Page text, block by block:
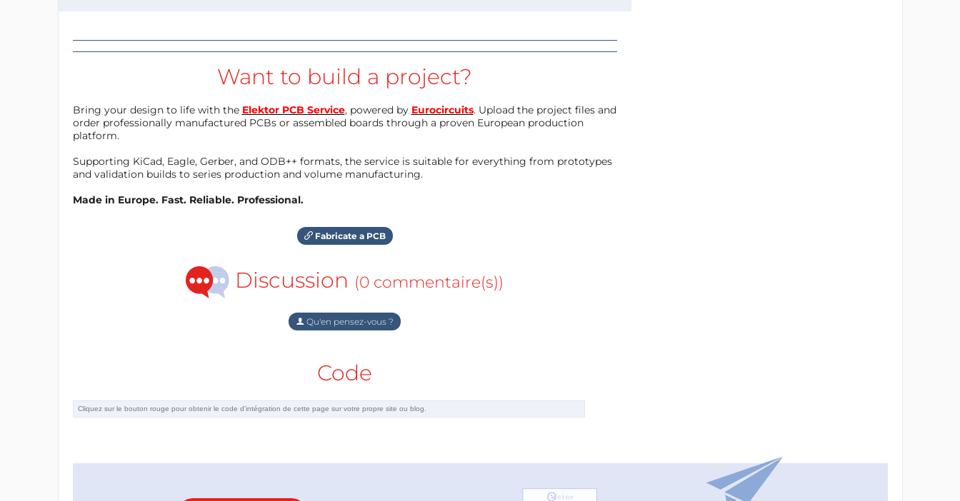
Want to build a project?
Bring your design to life with the Elektor PCB Service, powered by Eurocircuits. Upload the project files and
order professionally manufactured PCBs or assembled boards through a proven European production
platform.
Supporting KiCad, Eagle, Gerber, and ODB++ formats, the service is suitable for everything from prototypes
and validation builds to series production and volume manufacturing.
Made in Europe. Fast. Reliable. Professional.
Fabricate a PCB
Discussion (0 commentaire(s))
Qu'en pensez-vous ?
Code